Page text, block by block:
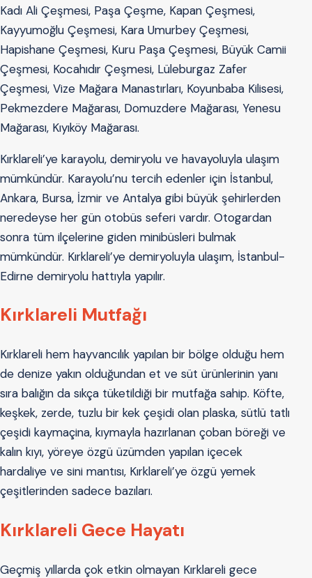
Kadı Ali Çeşmesi, Paşa Çeşme, Kapan Çeşmesi,
Kayyumoğlu Çeşmesi, Kara Umurbey Çeşmesi,
Hapishane Çeşmesi, Kuru Paşa Çeşmesi, Büyük Camii
Çeşmesi, Kocahıdır Çeşmesi, Lüleburgaz Zafer
Çeşmesi, Vize Mağara Manastırları, Koyunbaba Kilisesi,
Pekmezdere Mağarası, Domuzdere Mağarası, Yenesu
Mağarası, Kıyıköy Mağarası.
Kırklareli’ye karayolu, demiryolu ve havayoluyla ulaşım
mümkündür. Karayolu’nu tercih edenler için İstanbul,
Ankara, Bursa, İzmir ve Antalya gibi büyük şehirlerden
neredeyse her gün otobüs seferi vardır. Otogardan
sonra tüm ilçelerine giden minibüsleri bulmak
mümkündür. Kırklareli’ye demiryoluyla ulaşım, İstanbul-
Edirne demiryolu hattıyla yapılır.
Kırklareli Mutfağı
Kırklareli hem hayvancılık yapılan bir bölge olduğu hem
de denize yakın olduğundan et ve süt ürünlerinin yanı
sıra balığın da sıkça tüketildiği bir mutfağa sahip. Köfte,
keşkek, zerde, tuzlu bir kek çeşidi olan plaska, sütlü tatlı
çeşidi kaymaçina, kıymayla hazırlanan çoban böreği ve
kalın kıyı, yöreye özgü üzümden yapılan içecek
hardaliye ve sini mantısı, Kırklareli’ye özgü yemek
çeşitlerinden sadece bazıları.
Kırklareli Gece Hayatı
Geçmiş yıllarda çok etkin olmayan Kırklareli gece